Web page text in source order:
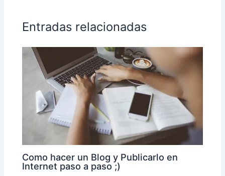
Entradas relacionadas
Como hacer un Blog y Publicarlo en
Internet paso a paso ;)